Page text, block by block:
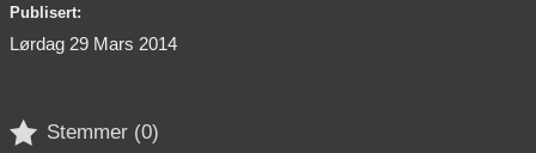
Publisert:
Lørdag 29 Mars 2014
 Stemmer (0)